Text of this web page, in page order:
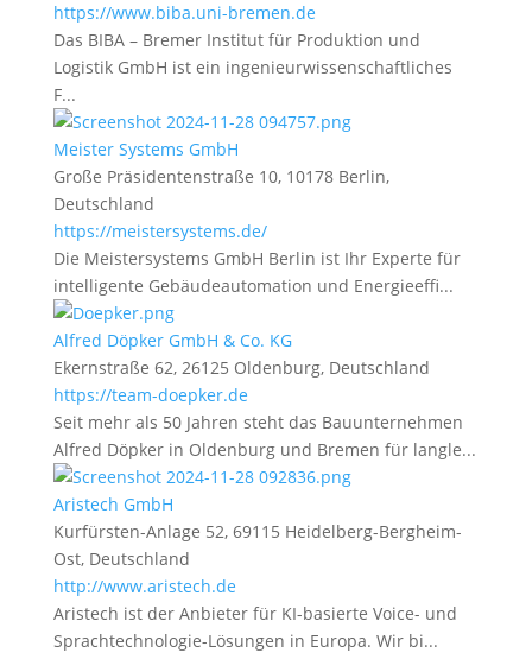
https://www.biba.uni-bremen.de
Das BIBA – Bremer Institut für Produktion und
Logistik GmbH ist ein ingenieurwissenschaftliches
F...
Meister Systems GmbH
Große Präsidentenstraße 10, 10178 Berlin,
Deutschland
https://meistersystems.de/
Die Meistersystems GmbH Berlin ist Ihr Experte für
intelligente Gebäudeautomation und Energieeffi...
Alfred Döpker GmbH & Co. KG
Ekernstraße 62, 26125 Oldenburg, Deutschland
https://team-doepker.de
Seit mehr als 50 Jahren steht das Bauunternehmen
Alfred Döpker in Oldenburg und Bremen für langle...
Aristech GmbH
Kurfürsten-Anlage 52, 69115 Heidelberg-Bergheim-
Ost, Deutschland
http://www.aristech.de
Aristech ist der Anbieter für KI-basierte Voice- und
Sprachtechnologie-Lösungen in Europa. Wir bi...